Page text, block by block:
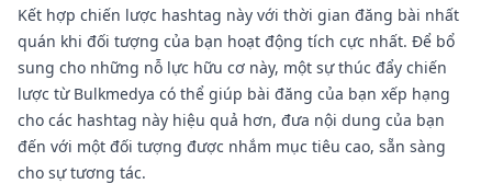
Kết hợp chiến lược hashtag này với thời gian đăng bài nhất
quán khi đối tượng của bạn hoạt động tích cực nhất. Để bổ
sung cho những nỗ lực hữu cơ này, một sự thúc đẩy chiến
lược từ Bulkmedya có thể giúp bài đăng của bạn xếp hạng
cho các hashtag này hiệu quả hơn, đưa nội dung của bạn
đến với một đối tượng được nhắm mục tiêu cao, sẵn sàng
cho sự tương tác.